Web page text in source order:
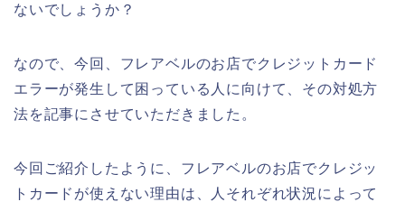
ないでしょうか？
なので、今回、フレアベルのお店でクレジットカード
エラーが発生して困っている人に向けて、その対処方
法を記事にさせていただきました。
今回ご紹介したように、フレアベルのお店でクレジッ
トカードが使えない理由は、人それぞれ状況によって